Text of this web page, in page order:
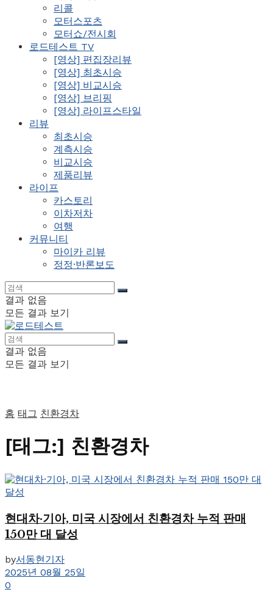
리콜
모터스포츠
모터쇼/전시회
로드테스트 TV
[영상] 편집장리뷰
[영상] 최초시승
[영상] 비교시승
[영상] 브리핑
[영상] 라이프스타일
리뷰
최초시승
계측시승
비교시승
제품리뷰
라이프
카스토리
이차저차
여행
커뮤니티
마이카 리뷰
정정·반론보도
결과 없음
모든 결과 보기
결과 없음
모든 결과 보기
홈 태그 친환경차
[태그:] 친환경차
현대차·기아, 미국 시장에서 친환경차 누적 판매
150만 대 달성
by서동현기자
2025년 08월 25일
0